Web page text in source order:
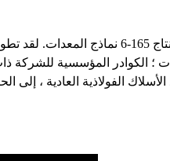
؛ الكوادر المؤسسية
الفولاذية العادية ،